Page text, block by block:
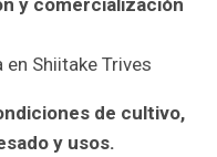
Shiitake Trives
de cultivo,
y usos.